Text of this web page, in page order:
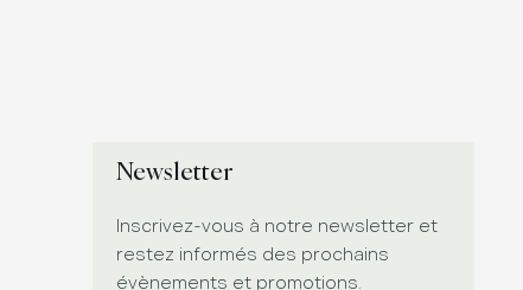
Newsletter
Inscrivez-vous à notre newsletter et
restez informés des prochains
évènements et promotions.